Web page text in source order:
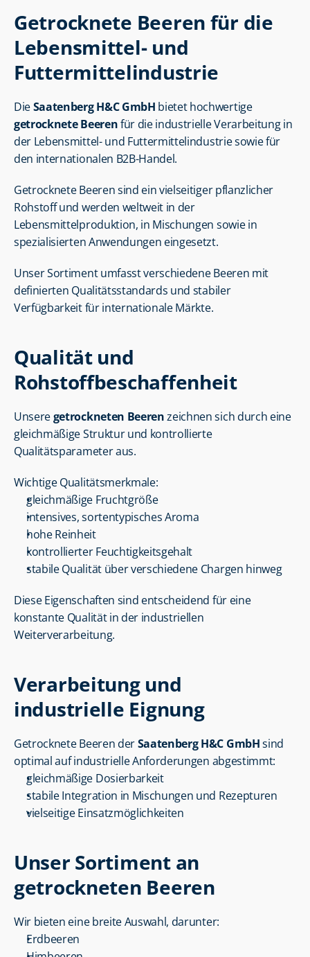
Getrocknete Beeren für die
Lebensmittel- und
Futtermittelindustrie
Die Saatenberg H&C GmbH
bietet hochwertige
getrocknete Beeren für die industrielle Verarbeitung in
der Lebensmittel- und Futtermittelindustrie sowie für
den internationalen B2B-Handel.
Getrocknete Beeren sind ein vielseitiger pflanzlicher
Rohstoff und werden weltweit in der
Lebensmittelproduktion, in Mischungen sowie in
spezialisierten Anwendungen eingesetzt.
Unser Sortiment umfasst verschiedene Beeren mit
definierten Qualitätsstandards und stabiler
Verfügbarkeit für internationale Märkte.
Qualität und
Rohstoffbeschaffenheit
Unsere getrockneten Beeren zeichnen sich durch eine
gleichmäßige Struktur und kontrollierte
Qualitätsparameter aus.
Wichtige Qualitätsmerkmale:
gleichmäßige Fruchtgröße
intensives, sortentypisches Aroma
hohe Reinheit
kontrollierter Feuchtigkeitsgehalt
stabile Qualität über verschiedene Chargen hinweg
Diese Eigenschaften sind entscheidend für eine
konstante Qualität in der industriellen
Weiterverarbeitung.
Verarbeitung und
industrielle Eignung
Getrocknete Beeren der Saatenberg H&C GmbH sind
optimal auf industrielle Anforderungen abgestimmt:
gleichmäßige Dosierbarkeit
stabile Integration in Mischungen und Rezepturen
vielseitige Einsatzmöglichkeiten
Unser Sortiment an
getrockneten Beeren
Wir bieten eine breite Auswahl, darunter:
Erdbeeren